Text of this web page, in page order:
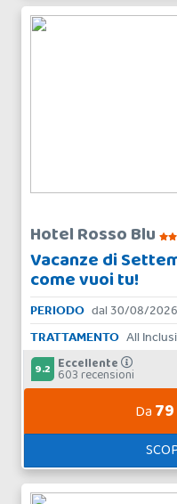
Hotel Rosso Blu
Vacanze di
come vuoi tu!
PERIODO dal 30/08/
TRATTAMENTO All
9.2 Eccellente
603 recensioni
Da